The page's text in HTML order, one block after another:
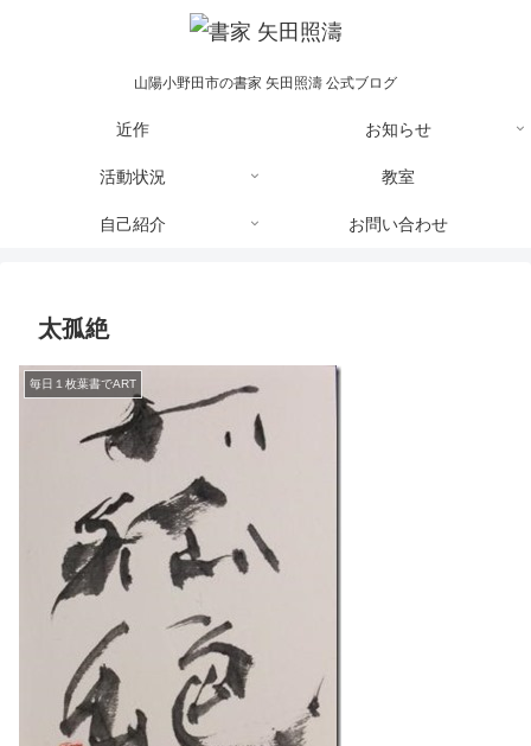
山陽小野田市の書家 矢田照濤 公式ブログ
近作 お知らせ
活動状況 教室
自己紹介 お問い合わせ
太孤絶
毎日１枚葉書でART